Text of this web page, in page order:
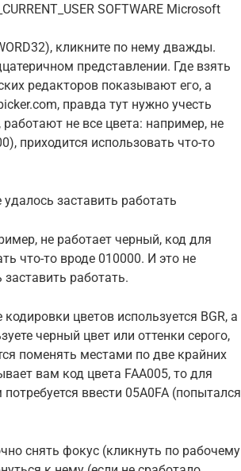
SOFTWARE Microsoft
кликните по нему дважды.
представлении. Где взять
редакторов показывают его, а
правда тут нужно учесть
не все цвета: например, не
приходится использовать что-то
заставить работать
не работает черный, код для
что-то вроде 010000. И это не
работать.
цветов используется BGR, а
черный цвет или оттенки серого,
поменять местами по две крайних
вам код цвета FAA005, то для
ввести 05A0FA (попытался
снять фокус (кликнуть по рабочему